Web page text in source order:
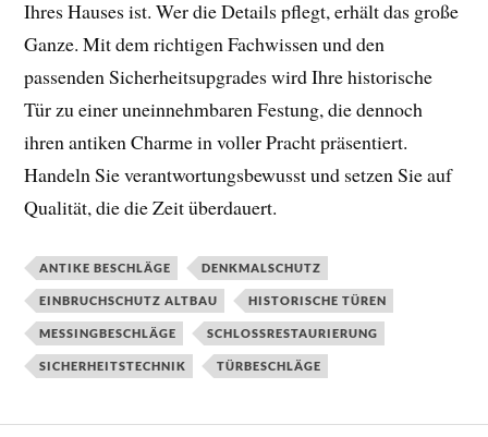
Ihres Hauses ist. Wer die Details pflegt, erhält das große
Ganze. Mit dem richtigen Fachwissen und den
passenden Sicherheitsupgrades wird Ihre historische
Tür zu einer uneinnehmbaren Festung, die dennoch
ihren antiken Charme in voller Pracht präsentiert.
Handeln Sie verantwortungsbewusst und setzen Sie auf
Qualität, die die Zeit überdauert.
ANTIKE BESCHLÄGE DENKMALSCHUTZ
EINBRUCHSCHUTZ ALTBAU HISTORISCHE TÜREN
MESSINGBESCHLÄGE SCHLOSSRESTAURIERUNG
SICHERHEITSTECHNIK TÜRBESCHLÄGE